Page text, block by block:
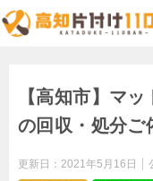
【高知市】マ
の回収・処分ご
更新日： 2021年5月16日